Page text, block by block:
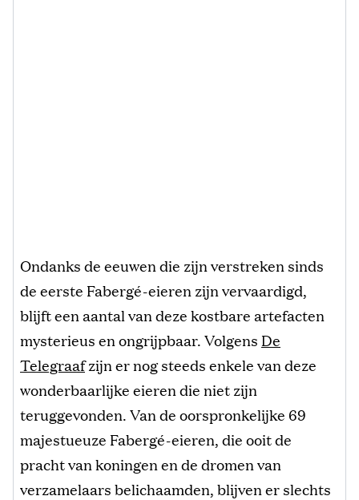
Ondanks de eeuwen die zijn verstreken sinds
de eerste Fabergé-eieren zijn vervaardigd,
blijft een aantal van deze kostbare artefacten
mysterieus en ongrijpbaar. Volgens De
Telegraafzijn er nog steeds enkele van deze
wonderbaarlijke eieren die niet zijn
teruggevonden. Van de oorspronkelijke 69
majestueuze Fabergé-eieren, die ooit de
pracht van koningen en de dromen van
verzamelaars belichaamden, blijven er slechts